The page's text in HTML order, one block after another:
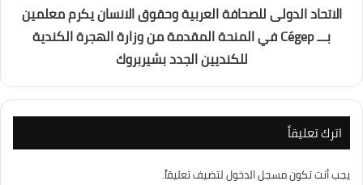
الاتحاد الدولى للصحافة العربية وحقوق الانسان يكرم معلمين
بـــ Cégep في المنحة المقدمة من وزارة الهجرة الكندية
للكنديين الجدد بشيربروك
اترك تعليقاً
يجب أنت تكونمسجل الدخوللتضيف تعليقاً.